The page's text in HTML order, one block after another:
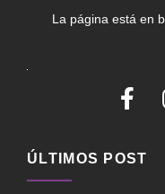
La página está en
ÚLTIMOS POST